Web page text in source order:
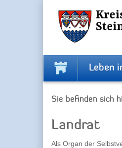
Leben
Sie befinden sich
Landrat
Als Organ der